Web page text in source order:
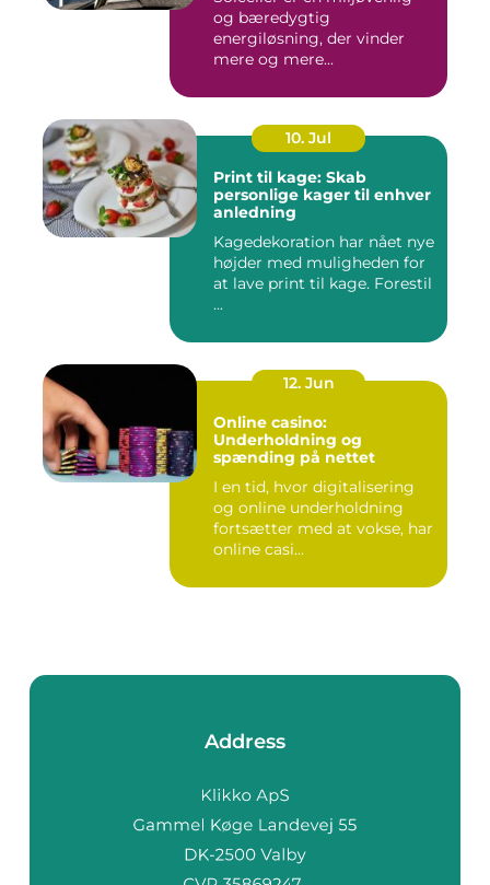
og bæredygtig
energiløsning, der vinder
mere og mere...
10. Jul
Print til kage: Skab
personlige kager til enhver
anledning
Kagedekoration har nået nye
højder med muligheden for
at lave print til kage. Forestil
...
12. Jun
Online casino:
Underholdning og
spænding på nettet
I en tid, hvor digitalisering
og online underholdning
fortsætter med at vokse, har
online casi...
Address